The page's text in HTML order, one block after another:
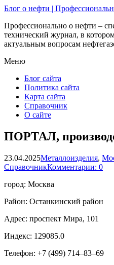
Блог о нефти |
Профессионально о нефти –
технический журнал, в
актуальным вопросам
Меню
Блог сайта
Политика сайта
Карта сайта
Справочник
О сайте
ПОРТАЛ,
23.04.2025Металлоизделия,
СправочникКомментарии: 0
город: Москва
Район: Останкинский район
Адрес: проспект Мира, 101
Индекс: 129085.0
Телефон: +7 (499) 714‒83‒69